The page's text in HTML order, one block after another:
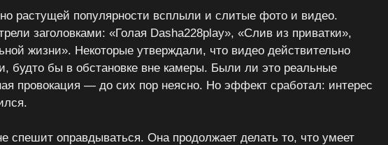
растущей популярности всплыли и слитые фото и видео.
заголовками: «Голая Dasha228play», «Слив из приватки»,
жизни». Некоторые утверждали, что видео действительно
будто бы в обстановке вне камеры. Были ли это реальные
провокация — до сих пор неясно. Но эффект сработал: интерес
спешит оправдываться. Она продолжает делать то, что умеет